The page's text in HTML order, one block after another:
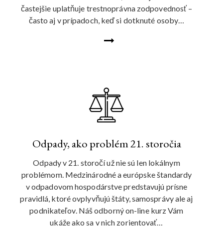
častejšie uplatňuje trestnoprávna zodpovednosť –
často aj v prípadoch, keď si dotknuté osoby…
Odpady, ako problém 21. storočia
Odpady v 21. storočí už nie sú len lokálnym
problémom. Medzinárodné a európske štandardy
v odpadovom hospodárstve predstavujú prísne
pravidlá, ktoré ovplyvňujú štáty, samosprávy ale aj
podnikateľov. Náš odborný on-line kurz Vám
ukáže ako sa v nich zorientovať…